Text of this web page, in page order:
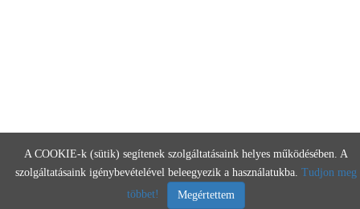
A COOKIE-k (sütik) segítenek szolgáltatásaink helyes működésében. A
szolgáltatásaink igénybevételével beleegyezik a használatukba. Tudjon meg
többet!
Megértettem